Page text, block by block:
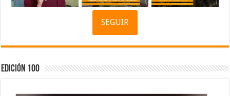
SEGUIR
Edición 100